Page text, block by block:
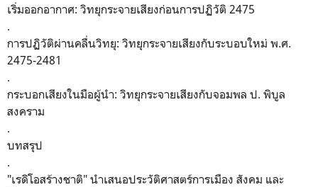
เริ่มออกอากาศ: วิทยุกระจายเสียงก่อนการปฏิวัติ 2475
.
การปฏิวัติผ่านคลื่นวิทยุ: วิทยุกระจายเสียงกับระบอบใหม่ พ.ศ.
2475-2481
.
กระบอกเสียงในมือผู้นำ: วิทยุกระจายเสียงกับจอมพล ป. พิบูล
สงคราม
.
บทสรุป
.
​"เรดิโอสร้างชาติ" นำเสนอประวัติศาสตร์การเมือง สังคม และ